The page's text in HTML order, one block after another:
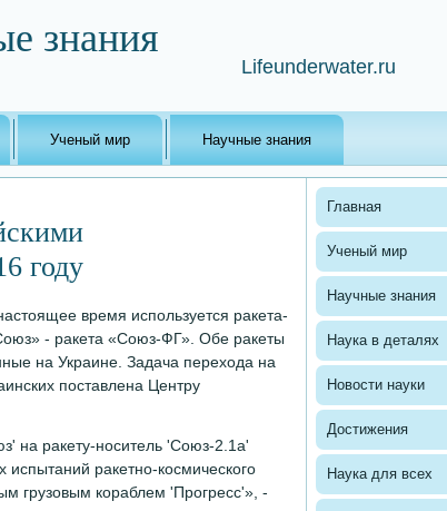
знания
Lifeunderwater.ru
Ученый мир Научные знания
году
время используется ракета-
- ракета «Союз-ФГ». Обе ракеты
на Украине. Задача перехода на
поставлена Центру
на ракету-носитель 'Союз-2.1а'
ракетно-космического
грузовым кораблем 'Прогресс'», -
Главная
Ученый мир
Научные знания
Наука в деталях
Новости науки
Достижения
Наука для всех